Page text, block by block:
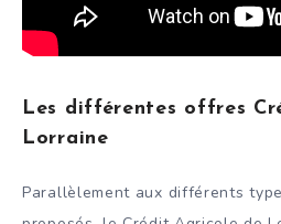
Les différentes offres
Lorraine
Parallèlement aux différents